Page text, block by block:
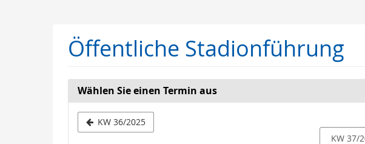
Öffentliche Stadionführung
Wählen Sie einen Termin aus
KW 36/2025